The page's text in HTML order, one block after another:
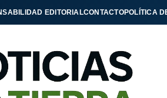
EDITORIALCONTACTOPOLÍTICA